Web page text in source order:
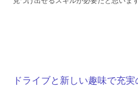
ドライブと新しい趣味で充実